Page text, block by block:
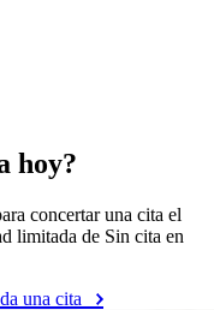
hoy?
concertar una cita el
limitada de Sin cita en
una cita